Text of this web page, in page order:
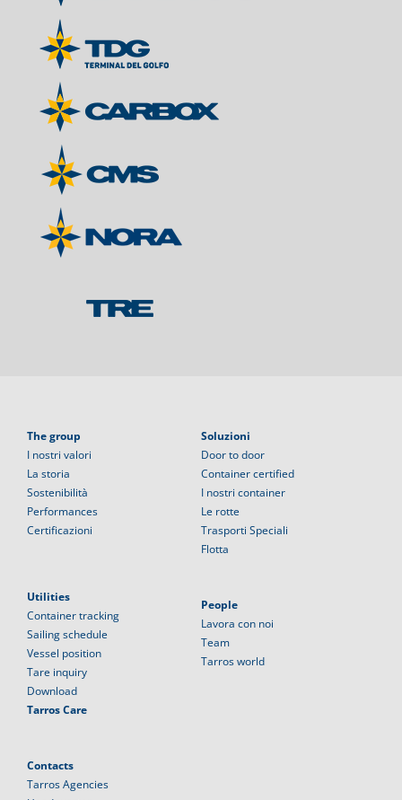
The group
I nostri valori
La storia
Sostenibilità
Performances
Certificazioni
Soluzioni
Door to door
Container certified
I nostri container
Le rotte
Trasporti Speciali
Flotta
Utilities
Container tracking
Sailing schedule
Vessel position
Tare inquiry
Download
Tarros Care
People
Lavora con noi
Team
Tarros world
Contacts
Tarros Agencies